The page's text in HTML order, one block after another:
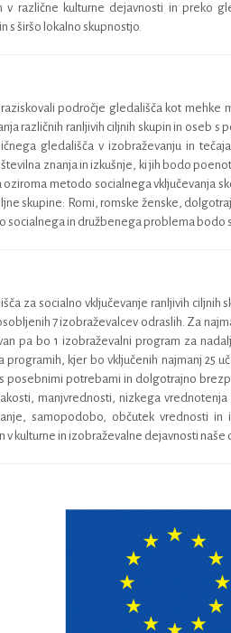
v različne kulturne dejavnosti in preko
s širšo lokalno skupnostjo.
področje gledališča kot mehke
različnih ranljivih ciljnih skupin in oseb
gledališča v izobraževanju in
znanja in izkušnje, ki jih bodo
metodo socialnega vključevanja
skupine: Romi, romske ženske,
socialnega in družbenega problema bodo
za socialno vključevanje ranljivih
7 izobraževalcev odraslih. Za
pa bo 1 izobraževalni program za
kjer bo vključenih najmanj 25
posebnimi potrebami in dolgotrajno
manjvrednosti, nizkega
samopodobo, občutek vrednosti
v kulturne in izobraževalne dejavnosti naše